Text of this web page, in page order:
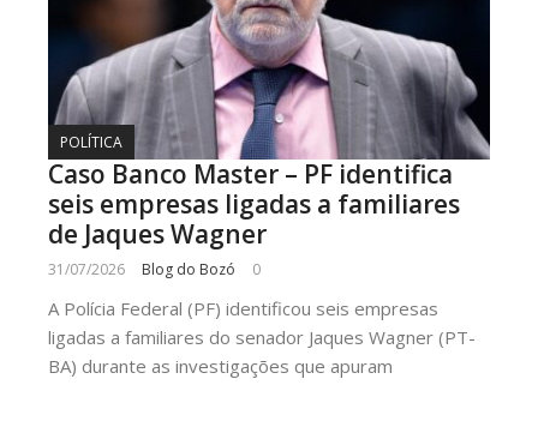
POLÍTICA
Caso Banco Master – PF identifica
seis empresas ligadas a familiares
de Jaques Wagner
31/07/2026 Blog do Bozó 0
A Polícia Federal (PF) identificou seis empresas
ligadas a familiares do senador Jaques Wagner (PT-
BA) durante as investigações que apuram